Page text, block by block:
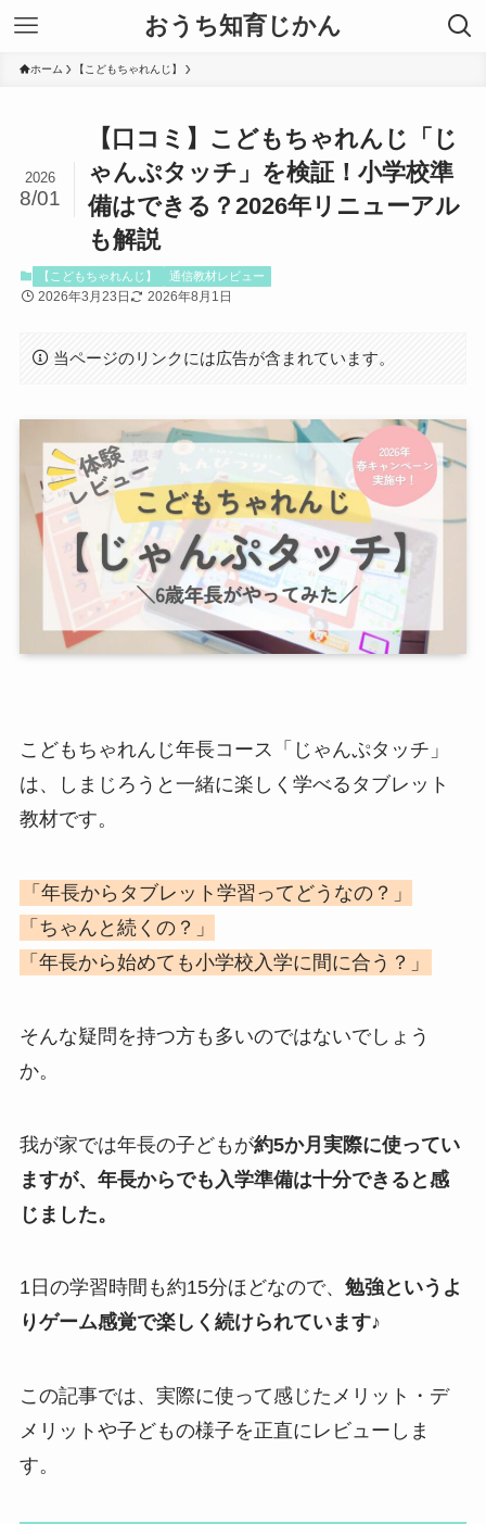
おうち知育じかん
ホーム 【こどもちゃれんじ】
【口コミ】こどもちゃれんじ「じ
ゃんぷタッチ」を検証！小学校準
備はできる？2026年リニューアル
も解説
2026
8/01
【こどもちゃれんじ】 通信教材レビュー
2026年3月23日 2026年8月1日
当ページのリンクには広告が含まれています。
こどもちゃれんじ年長コース「じゃんぷタッチ」
は、しまじろうと一緒に楽しく学べるタブレット
教材です。
「年長からタブレット学習ってどうなの？」
「ちゃんと続くの？」
「年長から始めても小学校入学に間に合う？」
そんな疑問を持つ方も多いのではないでしょう
か。
我が家では年長の子どもが約5か月実際に使ってい
ますが、年長からでも入学準備は十分できると感
じました。
1日の学習時間も約15分ほどなので、 勉強というよ
りゲーム感覚で楽しく続けられています♪
この記事では、実際に使って感じたメリット・デ
メリットや子どもの様子を正直にレビューしま
す。